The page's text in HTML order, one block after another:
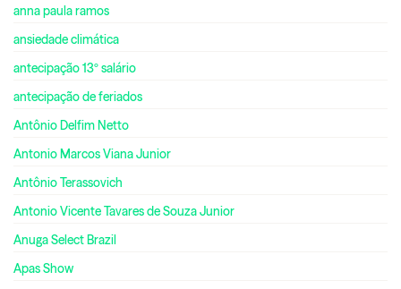
anna paula ramos
ansiedade climática
antecipação 13º salário
antecipação de feriados
Antônio Delfim Netto
Antonio Marcos Viana Junior
Antônio Terassovich
Antonio Vicente Tavares de Souza Junior
Anuga Select Brazil
Apas Show